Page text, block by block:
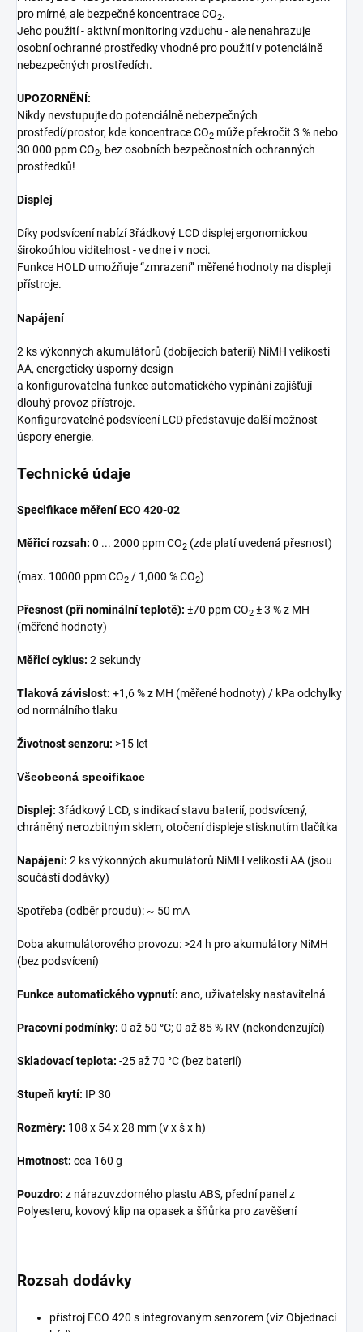
pro mírné, ale bezpečné koncentrace CO2.
Jeho použití - aktivní monitoring vzduchu - ale nenahrazuje
osobní ochranné prostředky vhodné pro použití v potenciálně
nebezpečných prostředích.
UPOZORNĚNÍ:
Nikdy nevstupujte do potenciálně nebezpečných
prostředí/prostor, kde koncentrace CO2 může překročit 3 % nebo
30 000 ppm CO2, bez osobních bezpečnostních ochranných
prostředků!
Displej
Díky podsvícení nabízí 3řádkový LCD displej ergonomickou
širokoúhlou viditelnost - ve dne i v noci.
Funkce HOLD umožňuje “zmrazení” měřené hodnoty na displeji
přístroje.
Napájení
2 ks výkonných akumulátorů (dobíjecích baterií) NiMH velikosti
AA, energeticky úsporný design
a konfigurovatelná funkce automatického vypínání zajišťují
dlouhý provoz přístroje.
Konfigurovatelné podsvícení LCD představuje další možnost
úspory energie.
Technické údaje
Specifikace měření ECO 420-02
Měřicí rozsah: 0 ... 2000 ppm CO2 (zde platí uvedená přesnost)
(max. 10000 ppm CO2 / 1,000 % CO2)
Přesnost (při nominální teplotě): ±70 ppm CO2 ± 3 % z MH
(měřené hodnoty)
Měřicí cyklus: 2 sekundy
Tlaková závislost: +1,6 % z MH (měřené hodnoty) / kPa odchylky
od normálního tlaku
Životnost senzoru: >15 let
Všeobecná specifikace
Displej: 3řádkový LCD, s indikací stavu baterií, podsvícený,
chráněný nerozbitným sklem, otočení displeje stisknutím tlačítka
Napájení: 2 ks výkonných akumulátorů NiMH velikosti AA (jsou
součástí dodávky)
Spotřeba (odběr proudu): ~ 50 mA
Doba akumulátorového provozu: >24 h pro akumulátory NiMH
(bez podsvícení)
Funkce automatického vypnutí: ano, uživatelsky nastavitelná
Pracovní podmínky: 0 až 50 °C; 0 až 85 % RV (nekondenzující)
Skladovací teplota: -25 až 70 °C (bez baterií)
Stupeň krytí: IP 30
Rozměry: 108 x 54 x 28 mm (v x š x h)
Hmotnost: cca 160 g
Pouzdro: z nárazuvzdorného plastu ABS, přední panel z
Polyesteru, kovový klip na opasek a šňůrka pro zavěšení
Rozsah dodávky
přístroj ECO 420 s integrovaným senzorem (viz Objednací